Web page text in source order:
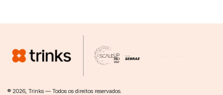
® 2026, Trinks — Todos os direitos reservados.